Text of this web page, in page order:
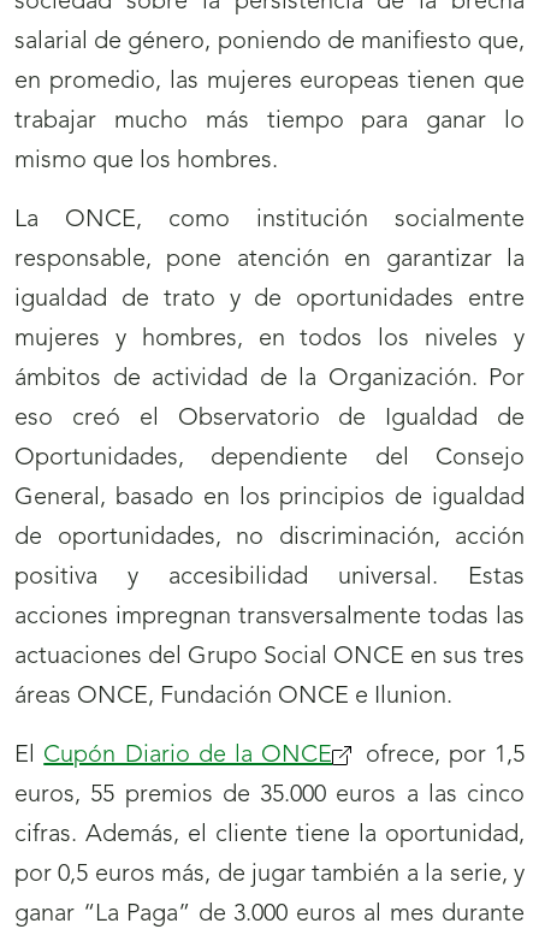
salarial de género, poniendo de manifiesto que,
en promedio, las mujeres europeas tienen que
trabajar mucho más tiempo para ganar lo
mismo que los hombres.
La ONCE, como institución socialmente
responsable, pone atención en garantizar la
igualdad de trato y de oportunidades entre
mujeres y hombres, en todos los niveles y
ámbitos de actividad de la Organización. Por
eso creó el Observatorio de Igualdad de
Oportunidades, dependiente del Consejo
General, basado en los principios de igualdad
de oportunidades, no discriminación, acción
positiva y accesibilidad universal. Estas
acciones impregnan transversalmente todas las
actuaciones del Grupo Social ONCE en sus tres
áreas ONCE, Fundación ONCE e Ilunion.
El Cupón Diario de la ONCE
ofrece, por 1,5
euros, 55 premios de 35.000 euros a las cinco
cifras. Además, el cliente tiene la oportunidad,
por 0,5 euros más, de jugar también a la serie, y
ganar “La Paga” de 3.000 euros al mes durante